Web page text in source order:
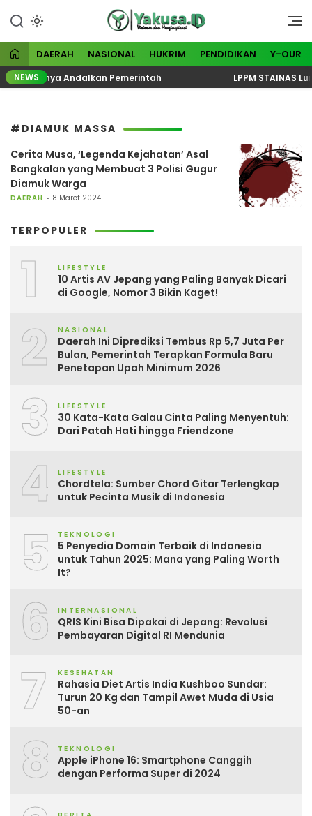
konten
Yakusa
Visioner dan Menginspirasi
DAERAH NASIONAL HUKRIM PENDIDIKAN Y-OUR
NEWS
Bisa Hanya Andalkan Pemerintah LPPM STAINAS
#DIAMUK MASSA
Cerita Musa, ‘Legenda Kejahatan’ Asal
Bangkalan yang Membuat 3 Polisi Gugur
Diamuk Warga
DAERAH 8 Maret 2024
TERPOPULER
1 LIFESTYLE
10 Artis AV Jepang yang Paling Banyak Dicari
di Google, Nomor 3 Bikin Kaget!
2 NASIONAL
Daerah Ini Diprediksi Tembus Rp 5,7 Juta Per
Bulan, Pemerintah Terapkan Formula Baru
Penetapan Upah Minimum 2026
3 LIFESTYLE
30 Kata-Kata Galau Cinta Paling Menyentuh:
Dari Patah Hati hingga Friendzone
4 LIFESTYLE
Chordtela: Sumber Chord Gitar Terlengkap
untuk Pecinta Musik di Indonesia
5 TEKNOLOGI
5 Penyedia Domain Terbaik di Indonesia
untuk Tahun 2025: Mana yang Paling Worth
It?
6 INTERNASIONAL
QRIS Kini Bisa Dipakai di Jepang: Revolusi
Pembayaran Digital RI Mendunia
7 KESEHATAN
Rahasia Diet Artis India Kushboo Sundar:
Turun 20 Kg dan Tampil Awet Muda di Usia
50-an
8 TEKNOLOGI
Apple iPhone 16: Smartphone Canggih
dengan Performa Super di 2024